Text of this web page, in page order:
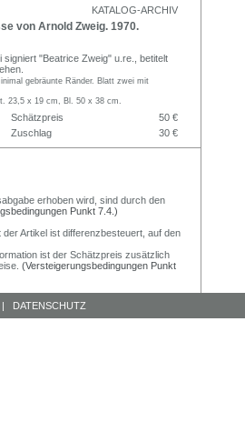
KATALOG-ARCHIV
von Arnold Zweig. 1970.
signiert "Beatrice Zweig" u.re., betitelt
gebräunte Ränder. Blatt zwei mit
23,5 x 19 cm, Bl. 50 x 38 cm.
Schätzpreis
50 €
Zuschlag
30 €
erhoben wird, sind durch den
Punkt 7.4.)
Artikel ist differenzbesteuert, auf den
ist der Schätzpreis zusätzlich
(Versteigerungsbedingungen Punkt
| DATENSCHUTZ